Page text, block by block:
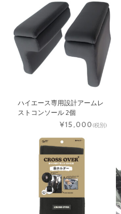
ハイエース専用設計アームレ
ストコンソール 2個
¥15,000(税別)